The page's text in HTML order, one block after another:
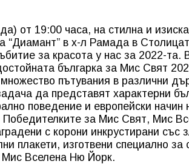
от 19:00 часа, на стилна и
“Диамант” в х-л Рамада в
за красота у нас за 2022-та.
българка за Мис Свят
пътувания в различни
да представят характерни
поведение и европейски начин
за Мис Свят, Мис
с корони инкрустирани със
плакети, изготвени специално
Мис Вселена Ню Йорк.